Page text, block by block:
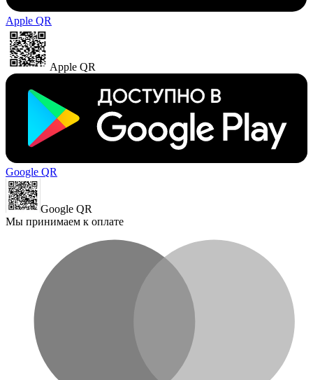
Apple QR
Apple QR
Google QR
Google QR
Мы принимаем к оплате